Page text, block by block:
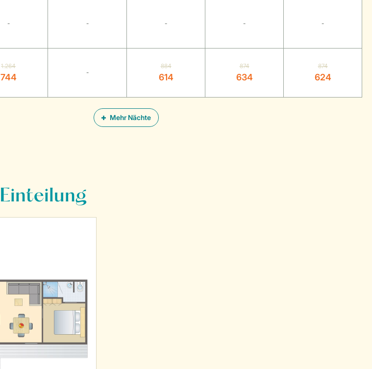
Mehr Nächte
- - - - -
1.264
744 -
884
614
874
634
874
624
Einteilung